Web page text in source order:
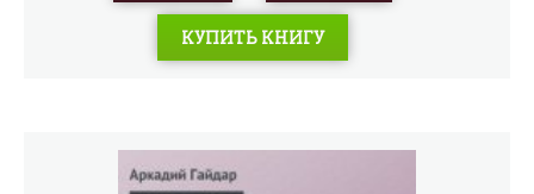
КУПИТЬ КНИГУ